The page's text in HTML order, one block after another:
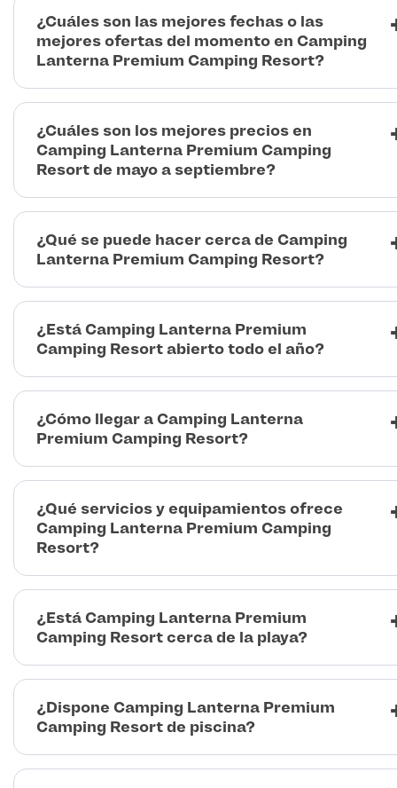
¿Cuáles son las mejores fechas o las
mejores ofertas del momento en Camping
Lanterna Premium Camping Resort?
¿Cuáles son los mejores precios en
Camping Lanterna Premium Camping
Resort de mayo a septiembre?
¿Qué se puede hacer cerca de Camping
Lanterna Premium Camping Resort?
¿Está Camping Lanterna Premium
Camping Resort abierto todo el año?
¿Cómo llegar a Camping Lanterna
Premium Camping Resort?
¿Qué servicios y equipamientos ofrece
Camping Lanterna Premium Camping
Resort?
¿Está Camping Lanterna Premium
Camping Resort cerca de la playa?
¿Dispone Camping Lanterna Premium
Camping Resort de piscina?